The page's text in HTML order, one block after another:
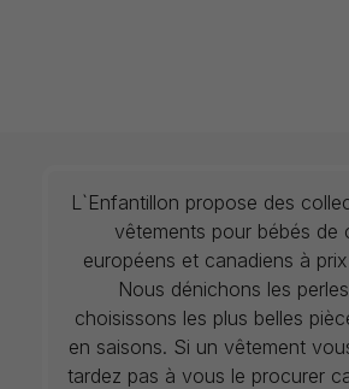
L`Enfantillon propose des
vêtements pour bébés de
européens et canadiens à
Nous dénichons les
choisissons les plus belles
en saisons. Si un vêtement
tardez pas à vous le procurer